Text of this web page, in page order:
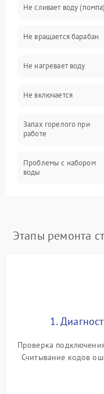
Водоснабжение
Слив
Программное
Не сливает воду (помпа)
Не вращается барабан
Не нагревает воду
Не включается
Запах горелого при
работе
Проблемы с набором
воды
Этапы ремонта
1.
Проверка
Считывание кодов
выявления